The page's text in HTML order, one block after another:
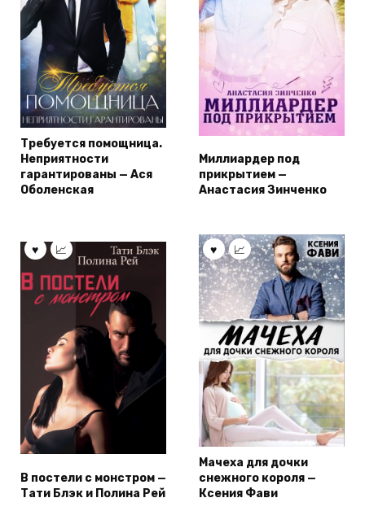
Требуется помощница.
Неприятности
гарантированы — Ася
Оболенская
Миллиардер под
прикрытием —
Анастасия Зинченко
В постели с монстром —
Тати Блэк и Полина Рей
Мачеха для дочки
снежного короля —
Ксения Фави